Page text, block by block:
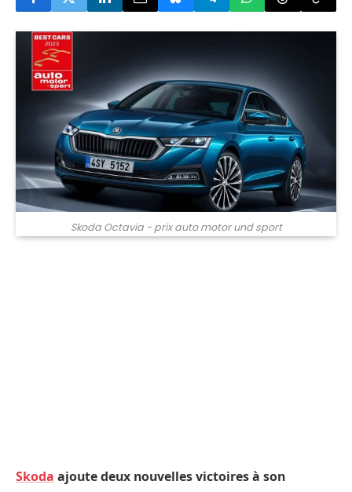
Skoda Octavia - prix auto motor und sport
Skoda ajoute deux nouvelles victoires à son